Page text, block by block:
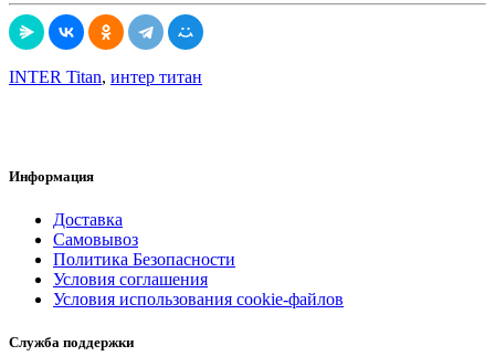
INTER Titan, интер титан
Информация
Доставка
Самовывоз
Политика Безопасности
Условия соглашения
Условия использования cookie-файлов
Служба поддержки